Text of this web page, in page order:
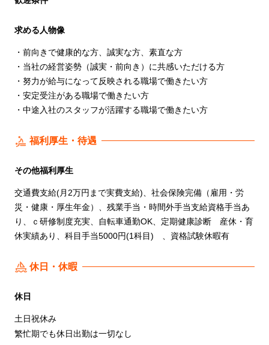
求める人物像
・前向きで健康的な⽅、誠実な⽅、素直な⽅
・当社の経営姿勢（誠実・前向き）に共感いただける⽅
・努⼒が給与になって反映される職場で働きたい⽅
・安定受注がある職場で働きたい⽅
・中途⼊社のスタッフが活躍する職場で働きたい⽅
福利厚生・待遇
その他福利厚生
交通費⽀給(⽉2万円まで実費⽀給)、社会保険完備（雇⽤・労
災・健康・厚⽣年⾦）、残業⼿当・時間外⼿当⽀給資格⼿当あ
り、ｃ研修制度充実、⾃転⾞通勤OK、定期健康診断 産休・育
休実績あり、科目手当5000円(1科目) 、資格試験休暇有
休日・休暇
休日
土日祝休み
繁忙期でも休日出勤は一切なし